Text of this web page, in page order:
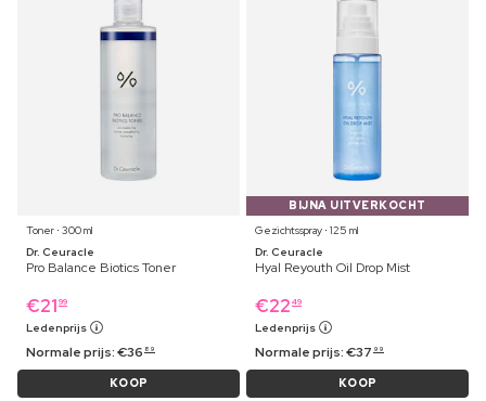
Toner ⋅ 300 ml
Dr. Ceuracle
Pro Balance Biotics Toner
€21 99
Ledenprijs
Normale prijs:€36 89
KOOP
BIJNA UITVERKOCHT
Gezichtsspray ⋅ 125 ml
Dr. Ceuracle
Hyal Reyouth Oil Drop Mist
€22 49
Ledenprijs
Normale prijs:€37 99
KOOP